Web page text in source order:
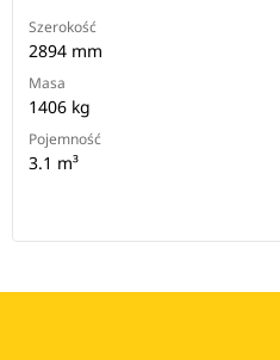
Szerokość
2894 mm
Masa
1406 kg
Pojemność
3.1 m³